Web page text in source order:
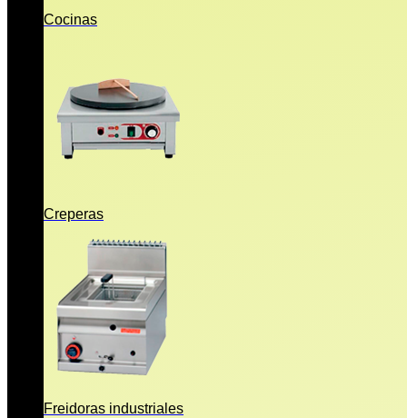
Cocinas
Creperas
Freidoras industriales